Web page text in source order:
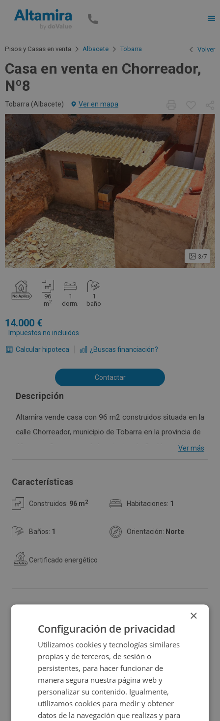
Pisos y Casas en venta Albacete Tobarra Volver
Casa en venta en Chorreador,
Nº8
Tobarra (Albacete) Ver en mapa
3/7
96
m2
1
dorm.
1
baño
14.000
Impuestos no incluidos
Calcular hipoteca ¿Buscas financiación?
Contactar
Descripción
Altamira vende casa con 96 m2 construidos situada en la
calle Chorreador, municipio de Tobarra en la provincia de
Albacete. Cuenta con 1 dormitorio y baño. NecesitaVer más
Características
Construidos: 96 m2 Habitaciones: 1
Baños: 1 Orientación: Norte
Certificado energético
Certificado energético
×
Configuración de privacidad
Utilizamos cookies y tecnologías similares
propias y de terceros, de sesión o
persistentes, para hacer funcionar de
manera segura nuestra página web y
personalizar su contenido. Igualmente,
utilizamos cookies para medir y obtener
datos de la navegación que realizas y para